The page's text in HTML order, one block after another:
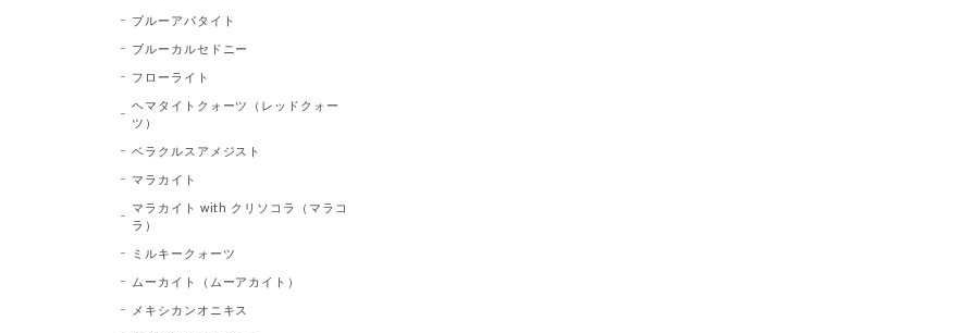
ブルーアパタイト
ブルーカルセドニー
フローライト
ヘマタイトクォーツ（レッドクォー
ツ）
ベラクルスアメジスト
マラカイト
マラカイト with クリソコラ（マラコ
ラ）
ミルキークォーツ
ムーカイト（ムーアカイト）
メキシカンオニキス